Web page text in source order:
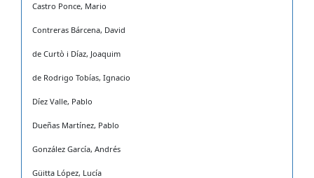
Castro Ponce, Mario
Contreras Bárcena, David
de Curtò i Díaz, Joaquim
de Rodrigo Tobías, Ignacio
Díez Valle, Pablo
Dueñas Martínez, Pablo
González García, Andrés
Güitta López, Lucía